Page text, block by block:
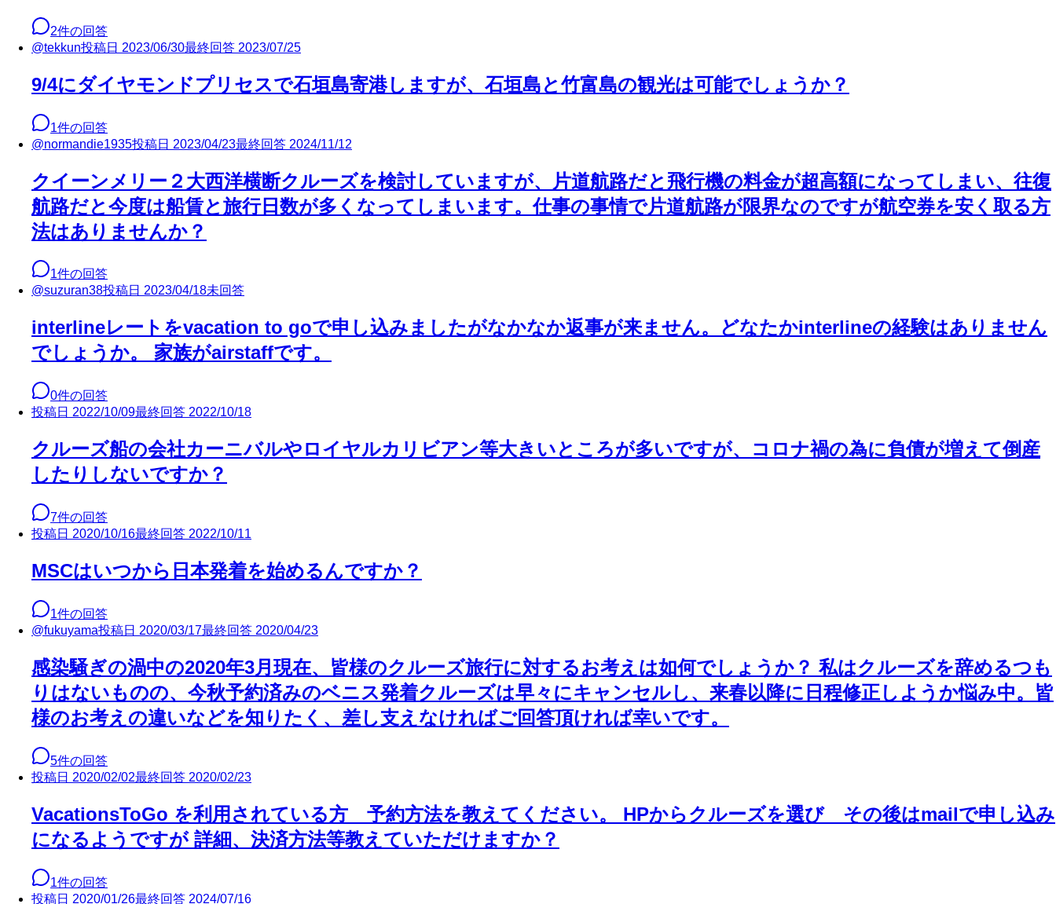
2件の回答
@tekkun投稿日 2023/06/30最終回答 2023/07/25
9/4にダイヤモンドプリセスで石垣島寄港しますが、石垣島と竹富島の観光は可能でしょうか？
1件の回答
@normandie1935投稿日 2023/04/23最終回答 2024/11/12
クイーンメリー２大西洋横断クルーズを検討していますが、片道航路だと飛行機の料金が超高額になってしまい、往復
航路だと今度は船賃と旅行日数が多くなってしまいます。仕事の事情で片道航路が限界なのですが航空券を安く取る方
法はありませんか？
1件の回答
@suzuran38投稿日 2023/04/18未回答
interlineレートをvacation to goで申し込みましたがなかなか返事が来ません。どなたかinterlineの経験はありません
でしょうか。 家族がairstaffです。
0件の回答
投稿日 2022/10/09最終回答 2022/10/18
クルーズ船の会社カーニバルやロイヤルカリビアン等大きいところが多いですが、コロナ禍の為に負債が増えて倒産
したりしないですか？
7件の回答
投稿日 2020/10/16最終回答 2022/10/11
MSCはいつから日本発着を始めるんですか？
1件の回答
@fukuyama投稿日 2020/03/17最終回答 2020/04/23
感染騒ぎの渦中の2020年3月現在、皆様のクルーズ旅行に対するお考えは如何でしょうか？ 私はクルーズを辞めるつも
りはないものの、今秋予約済みのベニス発着クルーズは早々にキャンセルし、来春以降に日程修正しようか悩み中。皆
様のお考えの違いなどを知りたく、差し支えなければご回答頂ければ幸いです。
5件の回答
投稿日 2020/02/02最終回答 2020/02/23
VacationsToGo を利用されている方 予約方法を教えてください。 HPからクルーズを選び その後はmailで申し込み
になるようですが 詳細、決済方法等教えていただけますか？
1件の回答
投稿日 2020/01/26最終回答 2024/07/16